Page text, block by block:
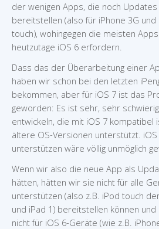
der wenigen Apps, die noch
bereitstellen (also für iPhone 3G
touch), wohingegen die meisten
heutzutage iOS 6 erfordern.
Dass das der Überarbeitung einer
haben wir schon bei den letzten
bekommen, aber für iOS 7 ist das
geworden: Es ist sehr, sehr
entwickeln, die mit iOS 7 kompatibel
ältere OS-Versionen unterstützt. iOS
unterstützen wäre völlig unmöglich
Wenn wir also die neue App als
hätten, hätten wir sie nicht für alle
unterstützen (also z.B. iPod touch
und iPad 1) bereitstellen können
nicht für iOS 6-Geräte (wie z.B.